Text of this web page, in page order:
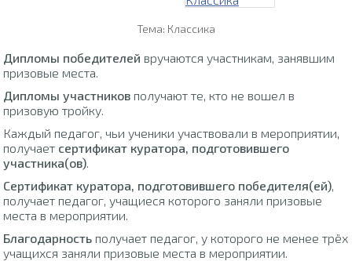
Тема: Классика
Дипломы победителей вручаются участникам, занявшим
призовые места.
Дипломы участников получают те, кто не вошел в
призовую тройку.
Каждый педагог, чьи ученики участвовали в мероприятии,
получает сертификат куратора, подготовившего
участника(ов)
Сертификат куратора, подготовившего победителя(ей)
получает педагог, учащиеся которого заняли призовые
места в мероприятии.
Благодарность получает педагог, у которого не менее трёх
учащихся заняли призовые места в мероприятии.